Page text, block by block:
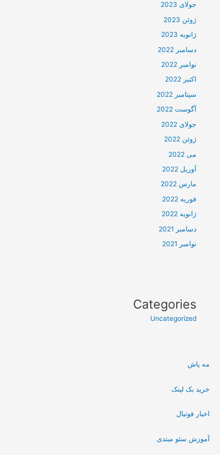
جولای 2023
ژوئن 2023
ژانویه 2023
دسامبر 2022
نوامبر 2022
اکتبر 2022
سپتامبر 2022
آگوست 2022
جولای 2022
ژوئن 2022
می 2022
آوریل 2022
مارس 2022
فوریه 2022
ژانویه 2022
دسامبر 2021
نوامبر 2021
Categories
Uncategorized
مه پاش
خرید بک لینک
اخبار فوتبال
آموزش سئو مبتدی